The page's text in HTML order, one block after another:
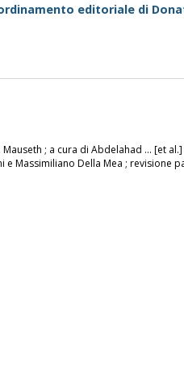
editoriale di
; a cura di Abdelahad ... [et al.]
Massimiliano Della Mea ; revisione